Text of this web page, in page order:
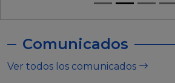
Comunicados
Ver todos los comunicados